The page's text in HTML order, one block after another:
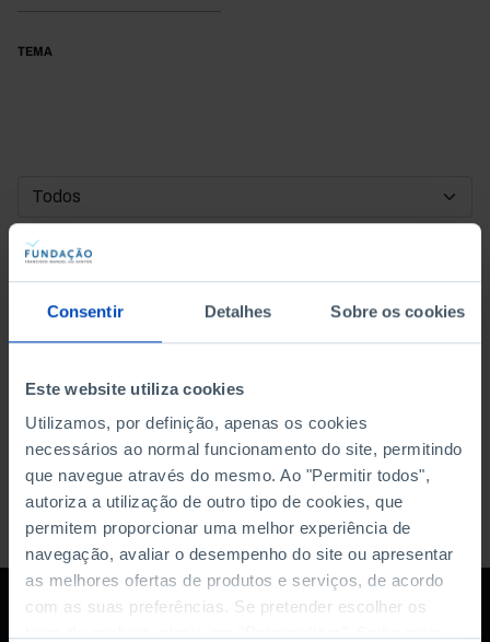
Consentir Detalhes Sobre os cookies
Este website utiliza cookies
Utilizamos, por definição, apenas os cookies
necessários ao normal funcionamento do site, permitindo
que navegue através do mesmo. Ao "Permitir todos",
autoriza a utilização de outro tipo de cookies, que
permitem proporcionar uma melhor experiência de
navegação, avaliar o desempenho do site ou apresentar
as melhores ofertas de produtos e serviços, de acordo
com as suas preferências. Se pretender escolher os
TEMA
DATA DE INÍCIO
DATA DE FIM